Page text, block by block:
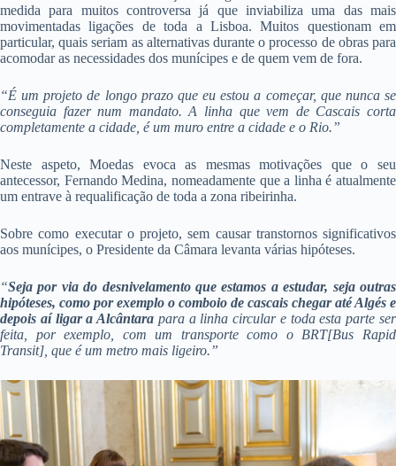
medida para muitos controversa já que inviabiliza uma das mais
movimentadas ligações de toda a Lisboa. Muitos questionam em
particular, quais seriam as alternativas durante o processo de obras para
acomodar as necessidades dos munícipes e de quem vem de fora.
“É um projeto de longo prazo que eu estou a começar, que nunca se
conseguia fazer num mandato. A linha que vem de Cascais corta
completamente a cidade, é um muro entre a cidade e o Rio.”
Neste aspeto, Moedas evoca as mesmas motivações que o seu
antecessor, Fernando Medina, nomeadamente que a linha é atualmente
um entrave à requalificação de toda a zona ribeirinha.
Sobre como executar o projeto, sem causar transtornos significativos
aos munícipes, o Presidente da Câmara levanta várias hipóteses.
“Seja por via do desnivelamento que estamos a estudar, seja outras
hipóteses, como por exemplo o comboio de cascais chegar até Algés e
depois aí ligar a Alcântara para a linha circular e toda esta parte ser
feita, por exemplo, com um transporte como o BRT[Bus Rapid
Transit], que é um metro mais ligeiro.”